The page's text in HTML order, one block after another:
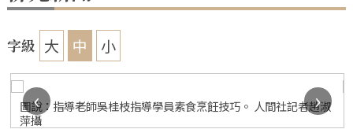
字級 大 中 小
圖說：指導老師吳桂枝指導學員素食烹飪技巧。 人間社記者趙淑
萍攝
‹
›